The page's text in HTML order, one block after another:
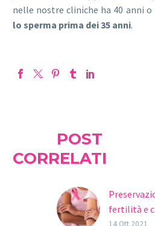
nelle nostre cliniche ha 40 anni o
lo sperma prima dei 35 anni.
POST
CORRELATI
fertilità e
14 Ott 2021